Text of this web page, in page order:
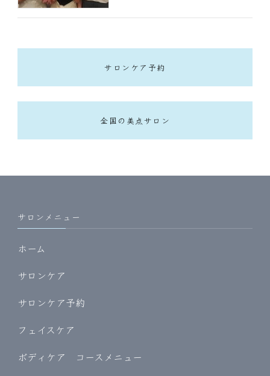
サロンケア予約
全国の美点サロン
サロンメニュー
ホーム
サロンケア
サロンケア予約
フェイスケア
ボディケア コースメニュー